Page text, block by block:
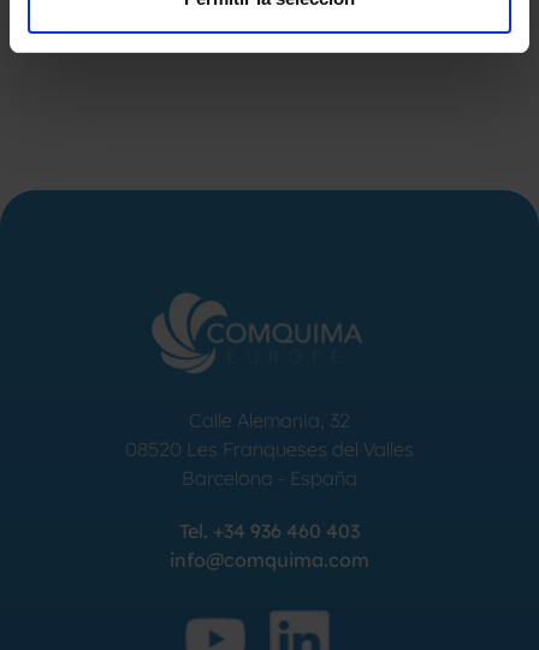
Calle Alemania, 32
08520 Les Franqueses del Valles
Barcelona - España
Tel. +34 936 460 403
info@comquima.com